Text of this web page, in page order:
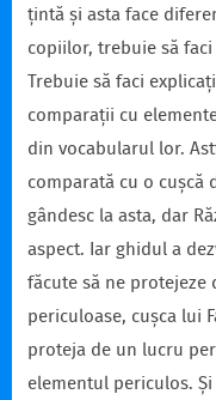
țintă și asta face
copiilor, trebuie să
Trebuie să faci
comparații cu
din vocabularul lor.
comparată cu o cușcă
gândesc la asta, dar
aspect. Iar ghidul a
făcute să ne protejeze
periculoase, cușca lui
proteja de un lucru
elementul periculos.